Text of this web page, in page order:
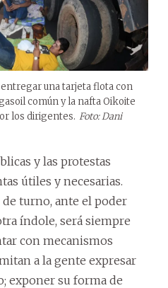
una tarjeta flota con
común y la nafta Oikoite
los dirigentes. Foto: Dani
y las protestas
útiles y necesarias.
de turno, ante el poder
índole, será siempre
con mecanismos
a la gente expresar
exponer su forma de